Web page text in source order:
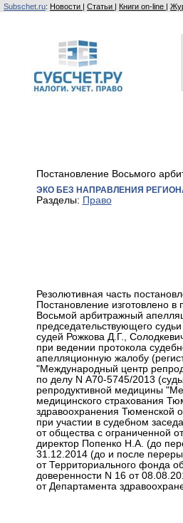
Subschet.ru: Новости | Статьи | Книги on-line |
Постановление Восьмого
ЭКО БЕЗ НАПРАВЛЕНИЯ
Разделы: Право
Резолютивная часть
Постановление изготовлено
Восьмой арбитражный
председательствующего
судей Рожкова Д.Г.,
при ведении протокола
апелляционную жалобу
"Международный центр
по делу N А70-5745/2013
репродуктивной медицины
медицинского страхования
здравоохранения Тюменской
при участии в судебном
от общества с ограниченной
директор Попенко Н.А. (до
31.12.2014 (до и после
от Территориального фонда
доверенности N 16 от
от Департамента